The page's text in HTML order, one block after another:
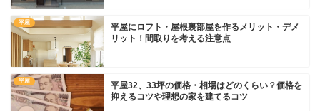
平屋
平屋にロフト・屋根裏部屋を作るメリット・デメ
リット！間取りを考える注意点
平屋
平屋32、33坪の価格・相場はどのくらい？価格を
抑えるコツや理想の家を建てるコツ